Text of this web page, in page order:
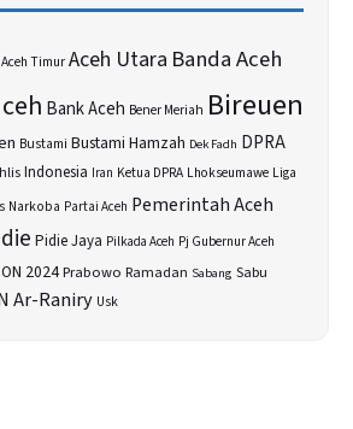
Aceh TimurAceh Utara Banda Aceh
Bank Aceh Bener Meriah Bireuen
Bustami Bustami Hamzah Dek Fadh DPRA
Indonesia Iran Ketua DPRA Lhokseumawe Liga
Narkoba Partai Aceh Pemerintah Aceh
Pidie Jaya Pilkada Aceh Pj Gubernur Aceh
2024Prabowo Ramadan Sabang Sabu
Ar-Raniry Usk